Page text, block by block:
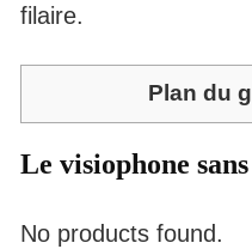
filaire.
Plan du
Le visiophone
No products found.